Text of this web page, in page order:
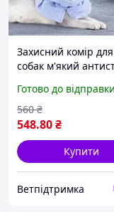
Захисний комір для
собак м'який
і грумінгу S
Готово до відправки
548.80₴
560 ₴
Купити
Ветпідтримка